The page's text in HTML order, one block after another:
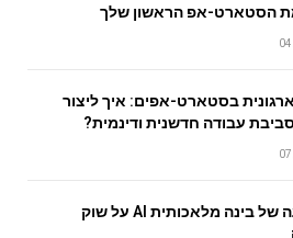
הסטארט-אפ הראשון שלך
בסטארט-אפים: איך ליצור
עבודה חדשנית ודינמית?
ההשפעה של בינה מלאכותית AI על שוק